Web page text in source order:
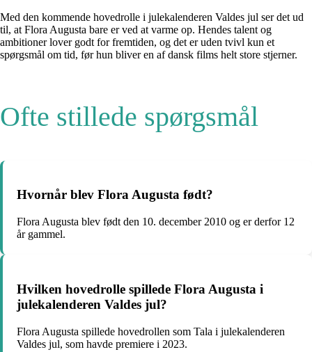
Med den kommende hovedrolle i julekalenderen Valdes jul ser det ud
til, at Flora Augusta bare er ved at varme op. Hendes talent og
ambitioner lover godt for fremtiden, og det er uden tvivl kun et
spørgsmål om tid, før hun bliver en af dansk films helt store stjerner.
Ofte stillede spørgsmål
Hvornår blev Flora Augusta født?
Flora Augusta blev født den 10. december 2010 og er derfor 12
år gammel.
Hvilken hovedrolle spillede Flora Augusta i
julekalenderen Valdes jul?
Flora Augusta spillede hovedrollen som Tala i julekalenderen
Valdes jul, som havde premiere i 2023.